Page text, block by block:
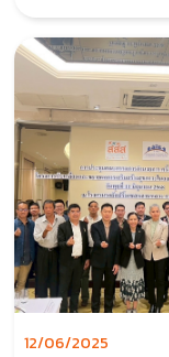
ภาคีเคร
12/06/2025